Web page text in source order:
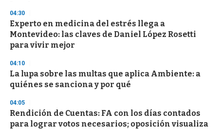
04:30
Experto en medicina del estrés llega a
Montevideo: las claves de Daniel López Rosetti
para vivir mejor
04:10
La lupa sobre las multas que aplica Ambiente: a
quiénes se sanciona y por qué
04:05
Rendición de Cuentas: FA con los días contados
para lograr votos necesarios; oposición visualiza